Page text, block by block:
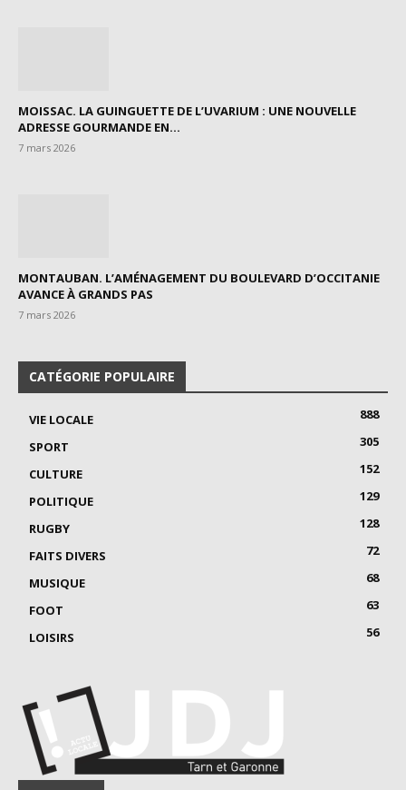
MOISSAC. LA GUINGUETTE DE L’UVARIUM : UNE NOUVELLE
ADRESSE GOURMANDE EN...
7 mars 2026
MONTAUBAN. L’AMÉNAGEMENT DU BOULEVARD D’OCCITANIE
AVANCE À GRANDS PAS
7 mars 2026
CATÉGORIE POPULAIRE
VIE LOCALE
888
SPORT
305
CULTURE
152
POLITIQUE
129
RUGBY
128
FAITS DIVERS
72
MUSIQUE
68
FOOT
63
LOISIRS
56